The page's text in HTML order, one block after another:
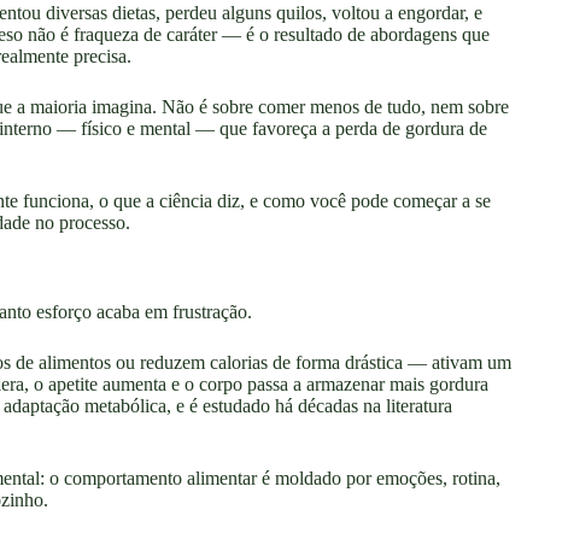
diversas dietas, perdeu alguns quilos, voltou a engordar, e
não é fraqueza de caráter — é o resultado de abordagens que
precisa.
a maioria imagina. Não é sobre comer menos de tudo, nem sobre
— físico e mental — que favoreça a perda de gordura de
funciona, o que a ciência diz, e como você pode começar a se
no processo.
esforço acaba em frustração.
de alimentos ou reduzem calorias de forma drástica — ativam um
o apetite aumenta e o corpo passa a armazenar mais gordura
metabólica, e é estudado há décadas na literatura
o comportamento alimentar é moldado por emoções, rotina,